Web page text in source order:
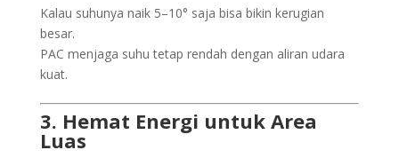
Kalau suhunya naik 5–10° saja bisa bikin kerugian
besar.
PAC menjaga suhu tetap rendah dengan aliran udara
kuat.
3. Hemat Energi untuk Area
Luas